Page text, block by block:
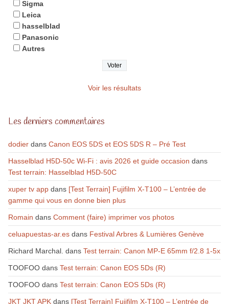
Sigma
Leica
hasselblad
Panasonic
Autres
Voir les résultats
Les derniers commentaires
dodierdans Canon EOS 5DS et EOS 5DS R – Pré Test
Hasselblad H5D-50c Wi-Fi : avis 2026 et guide occasion dans
Test terrain: Hasselblad H5D-50C
xuper tv appdans [Test Terrain] Fujifilm X-T100 – L’entrée de
gamme qui vous en donne bien plus
Romain dans Comment (faire) imprimer vos photos
celuapuestas-ar.esdans Festival Arbres & Lumières Genève
Richard Marchal. dans Test terrain: Canon MP-E 65mm f/2.8 1-5x
TOOFOOdans Test terrain: Canon EOS 5Ds (R)
TOOFOOdans Test terrain: Canon EOS 5Ds (R)
JKT JKT APKdans [Test Terrain] Fujifilm X-T100 – L’entrée de